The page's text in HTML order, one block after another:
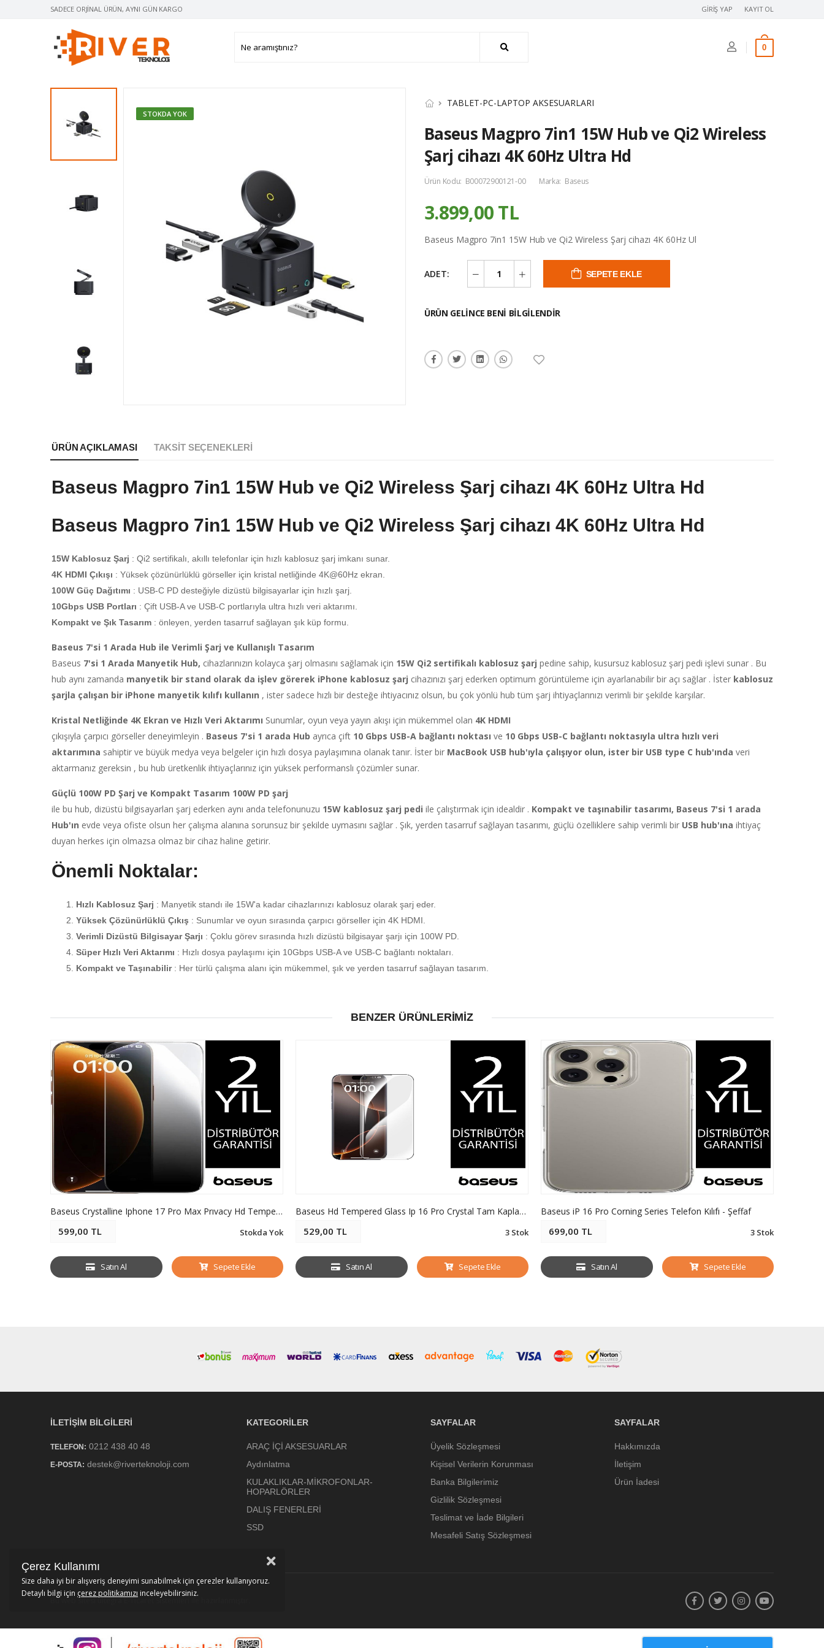
SADECE ORJINAL ÜRÜN, AYNI GÜN KARGO GIRIŞ YAP KAYIT OL
0
STOKDA YOK
TABLET-PC-LAPTOP AKSESUARLARI
Baseus Magpro 7in1 15W Hub ve Qi2 Wireless
Şarj cihazı 4K 60Hz Ultra Hd
Ürün Kodu: B00072900121-00 Marka: Baseus
3.899,00 TL
Baseus Magpro 7in1 15W Hub ve Qi2 Wireless Şarj cihazı 4K 60Hz Ul
ADET: SEPETE EKLE
ÜRÜN GELINCE BENI BILGILENDIR
ÜRÜN AÇIKLAMASI TAKSIT SEÇENEKLERI
Baseus Magpro 7in1 15W Hub ve Qi2 Wireless Şarj cihazı 4K 60Hz Ultra Hd
Baseus Magpro 7in1 15W Hub ve Qi2 Wireless Şarj cihazı 4K 60Hz Ultra Hd
15W Kablosuz Şarj : Qi2 sertifikalı, akıllı telefonlar için hızlı kablosuz şarj imkanı sunar.
4K HDMI Çıkışı : Yüksek çözünürlüklü görseller için kristal netliğinde 4K@60Hz ekran.
100W Güç Dağıtımı : USB-C PD desteğiyle dizüstü bilgisayarlar için hızlı şarj.
10Gbps USB Portları : Çift USB-A ve USB-C portlarıyla ultra hızlı veri aktarımı.
Kompakt ve Şık Tasarım : önleyen, yerden tasarruf sağlayan şık küp formu.
Baseus 7'si 1 Arada Hub ile Verimli Şarj ve Kullanışlı Tasarım
Baseus 7'si 1 Arada Manyetik Hub, cihazlarınızın kolayca şarj olmasını sağlamak için 15W Qi2 sertifikalı kablosuz şarj pedine sahip, kusursuz kablosuz şarj pedi işlevi sunar . Bu
hub aynı zamanda manyetik bir stand olarak da işlev görerek iPhone kablosuz şarj cihazınızı şarj ederken optimum görüntüleme için ayarlanabilir bir açı sağlar . İster kablosuz
şarjla çalışan bir iPhone manyetik kılıfı kullanın , ister sadece hızlı bir desteğe ihtiyacınız olsun, bu çok yönlü hub tüm şarj ihtiyaçlarınızı verimli bir şekilde karşılar.
Kristal Netliğinde 4K Ekran ve Hızlı Veri Aktarımı Sunumlar, oyun veya yayın akışı için mükemmel olan 4K HDMI
çıkışıyla çarpıcı görseller deneyimleyin . Baseus 7'si 1 arada Hub ayrıca çift 10 Gbps USB-A bağlantı noktası ve 10 Gbps USB-C bağlantı noktasıyla ultra hızlı veri
aktarımına sahiptir ve büyük medya veya belgeler için hızlı dosya paylaşımına olanak tanır. İster bir MacBook USB hub'ıyla çalışıyor olun, ister bir USB type C hub'ında veri
aktarmanız gereksin , bu hub üretkenlik ihtiyaçlarınız için yüksek performanslı çözümler sunar.
Güçlü 100W PD Şarj ve Kompakt Tasarım 100W PD şarj
ile bu hub, dizüstü bilgisayarları şarj ederken aynı anda telefonunuzu 15W kablosuz şarj pedi ile çalıştırmak için idealdir . Kompakt ve taşınabilir tasarımı, Baseus 7'si 1 arada
Hub'ın evde veya ofiste olsun her çalışma alanına sorunsuz bir şekilde uymasını sağlar . Şık, yerden tasarruf sağlayan tasarımı, güçlü özelliklere sahip verimli bir USB hub'ına ihtiyaç
duyan herkes için olmazsa olmaz bir cihaz haline getirir.
Önemli Noktalar:
Hızlı Kablosuz Şarj : Manyetik standı ile 15W'a kadar cihazlarınızı kablosuz olarak şarj eder.
Yüksek Çözünürlüklü Çıkış : Sunumlar ve oyun sırasında çarpıcı görseller için 4K HDMI.
Verimli Dizüstü Bilgisayar Şarjı : Çoklu görev sırasında hızlı dizüstü bilgisayar şarjı için 100W PD.
Süper Hızlı Veri Aktarımı : Hızlı dosya paylaşımı için 10Gbps USB-A ve USB-C bağlantı noktaları.
Kompakt ve Taşınabilir: Her türlü çalışma alanı için mükemmel, şık ve yerden tasarruf sağlayan tasarım.
BENZER ÜRÜNLERIMIZ
Baseus Crystalline Iphone 17 Pro Max Prıvacy Hd Temperli Cam Ekran Koruyucu
599,00 TL Stokda Yok
Satın Al Sepete Ekle
Baseus Hd Tempered Glass Ip 16 Pro Crystal Tam Kaplama Hd Ekran Koruyucu
529,00 TL 3 Stok
Satın Al Sepete Ekle
Baseus iP 16 Pro Corning Series Telefon Kılıfı - Şeffaf
699,00 TL 3 Stok
Satın Al Sepete Ekle
İLETIŞIM BILGILERI
TELEFON: 0212 438 40 48
E-POSTA: destek@riverteknoloji.com
KATEGORILER
ARAÇ İÇİ AKSESUARLAR
Aydınlatma
KULAKLIKLAR-MİKROFONLAR-
HOPARLÖRLER
DALIŞ FENERLERİ
SSD
SAYFALAR
Üyelik Sözleşmesi
Kişisel Verilerin Korunması
Banka Bilgilerimiz
Gizlilik Sözleşmesi
Teslimat ve İade Bilgileri
Mesafeli Satış Sözleşmesi
SAYFALAR
Hakkımızda
İletişim
Ürün İadesi
Bu web sitesiultegra E-Ticaret Sistemleri
Çerez Kullanımı
Size daha iyi bir alışveriş deneyimi sunabilmek için çerezler kullanıyoruz.
Detaylı bilgi için çerez politikamızı inceleyebilirsiniz.